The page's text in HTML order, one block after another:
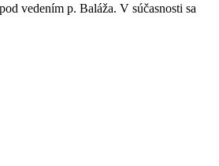
vedením p. Baláža. V súčasnosti sa